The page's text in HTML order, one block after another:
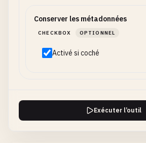
Conserver les métadonnées
CHECKBOX OPTIONNEL
Activé si coché
Exécuter l’outil